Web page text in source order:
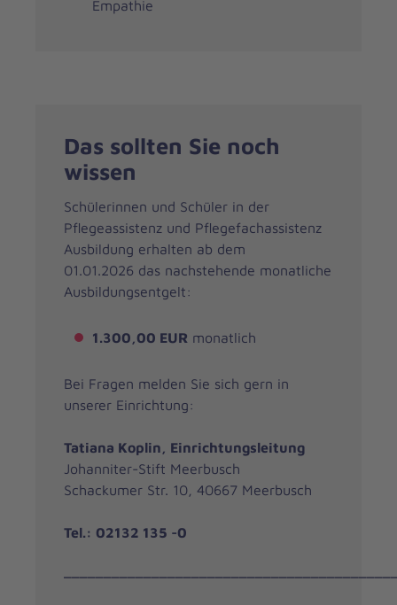
Empathie
Das sollten Sie noch
wissen
Schülerinnen und Schüler in der
Pflegeassistenz und Pflegefachassistenz
Ausbildung erhalten ab dem
01.01.2026 das nachstehende monatliche
Ausbildungsentgelt:
1.300,00 EUR monatlich
Bei Fragen melden Sie sich gern in
unserer Einrichtung:
Tatiana Koplin, Einrichtungsleitung
Johanniter-Stift Meerbusch
Schackumer Str. 10, 40667 Meerbusch
Tel.: 02132 135 -0